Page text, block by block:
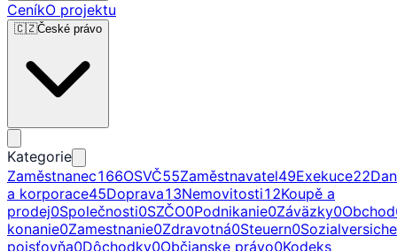
CeníkO projektu
🇨🇿České právo
Kategorie
Zaměstnanec166OSVČ55Zaměstnavatel49Exekuce22
a korporace45Doprava13Nemovitosti12Koupě a
prodej0Společnosti0SZČO0Podnikanie0Záväzky0Obchod
konanie0Zamestnanie0Zdravotná0Steuern0
poisťovňa0Dôchodky0Občianske právo0Kodeks